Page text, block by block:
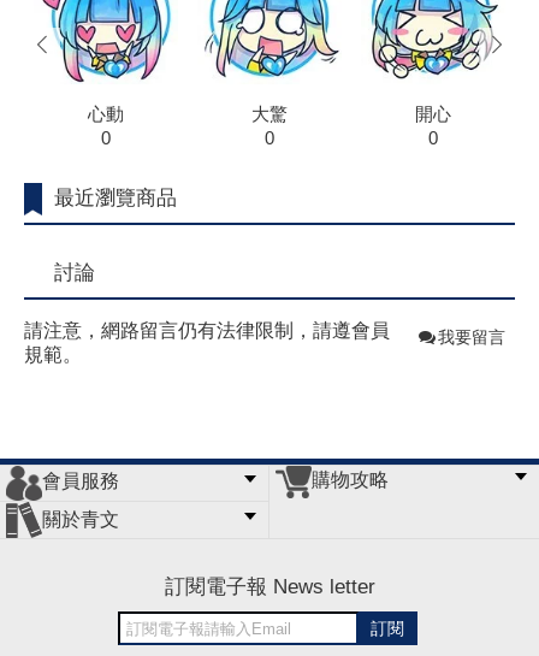
心動
0
大驚
0
開心
0
prev next
最近瀏覽商品
討論
請注意，網路留言仍有法律限制，請遵會員
規範。
我要留言
會員服務
會員辦法
客服信箱
隱私條款
網站導覽
購物攻略
關於青文
訂閱電子報 News letter
訂閱